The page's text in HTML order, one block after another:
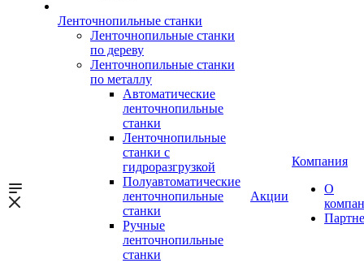
Ленточнопильные станки
Ленточнопильные станки
по дереву
Ленточнопильные станки
по металлу
Автоматические
ленточнопильные
станки
Ленточнопильные
станки с
гидроразгрузкой
Полуавтоматические
ленточнопильные
станки
Ручные
ленточнопильные
станки
Акции
Компания
О